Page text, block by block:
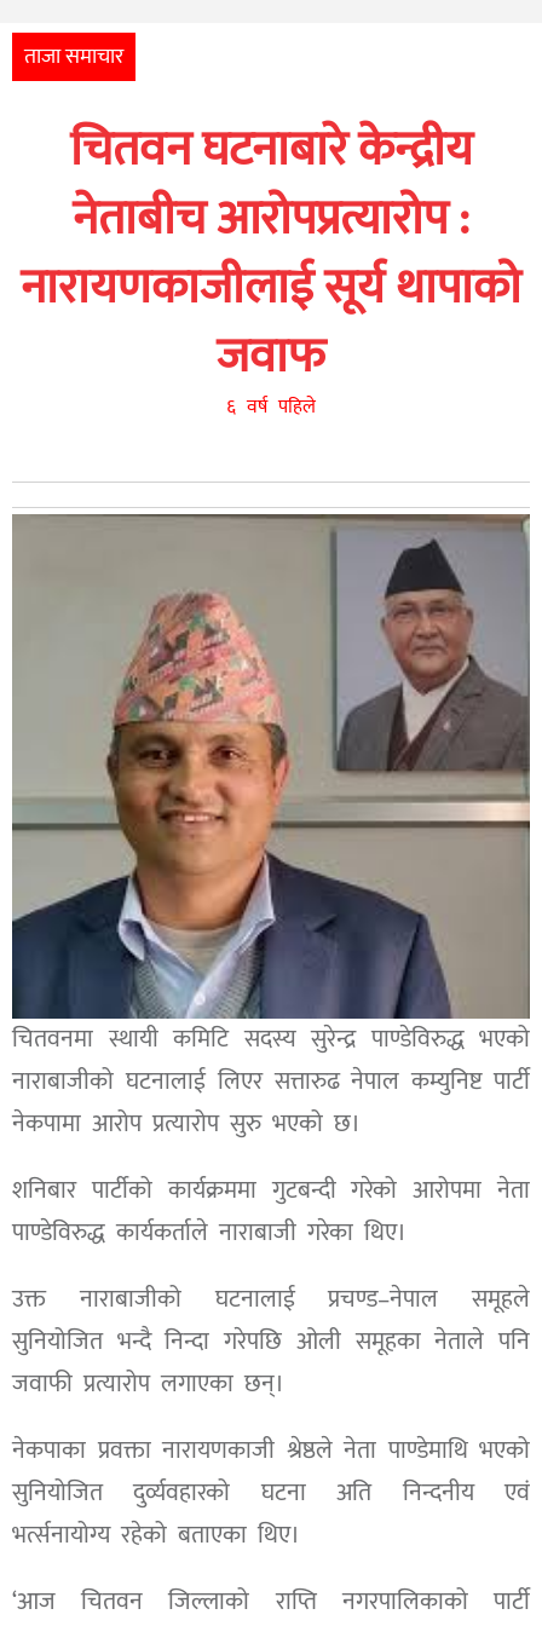
आर्थिक
नेपाली
युनिकोड
ताजा समाचार
चितवन घटनाबारे केन्द्रीय
नेताबीच आरोपप्रत्यारोप :
नारायणकाजीलाई सूर्य थापाको
जवाफ
६ वर्ष पहिले
चितवनमा स्थायी कमिटि सदस्य सुरेन्द्र पाण्डेविरुद्ध भएको
नाराबाजीको घटनालाई लिएर सत्तारुढ नेपाल कम्युनिष्ट पार्टी
नेकपामा आरोप प्रत्यारोप सुरु भएको छ।
शनिबार पार्टीको कार्यक्रममा गुटबन्दी गरेको आरोपमा नेता
पाण्डेविरुद्ध कार्यकर्ताले नाराबाजी गरेका थिए।
उक्त नाराबाजीको घटनालाई प्रचण्ड–नेपाल समूहले
सुनियोजित भन्दै निन्दा गरेपछि ओली समूहका नेताले पनि
जवाफी प्रत्यारोप लगाएका छन्।
नेकपाका प्रवक्ता नारायणकाजी श्रेष्ठले नेता पाण्डेमाथि भएको
सुनियोजित दुर्व्यवहारको घटना अति निन्दनीय एवं
भर्त्सनायोग्य रहेको बताएका थिए।
‘आज चितवन जिल्लाको राप्ति नगरपालिकाको पार्टी